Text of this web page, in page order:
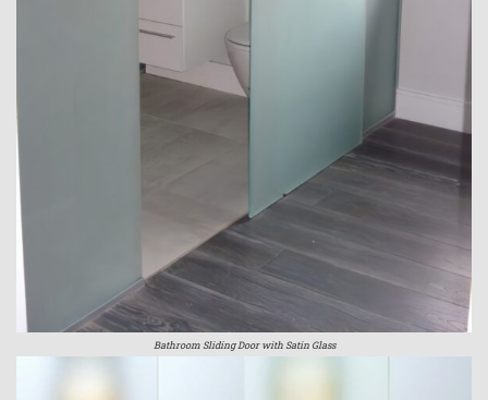
Bathroom Sliding Door with Satin Glass